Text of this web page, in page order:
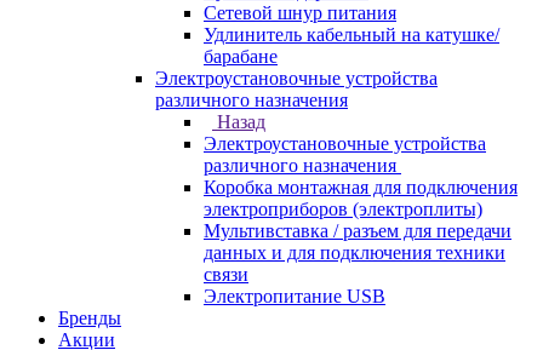
Сетевой шнур питания
Удлинитель кабельный на катушке/
барабане
Электроустановочные устройства
различного назначения
Назад
Электроустановочные устройства
различного назначения
Коробка монтажная для подключения
электроприборов (электроплиты)
Мультивставка / разъем для передачи
данных и для подключения техники
связи
Электропитание USB
Бренды
Акции